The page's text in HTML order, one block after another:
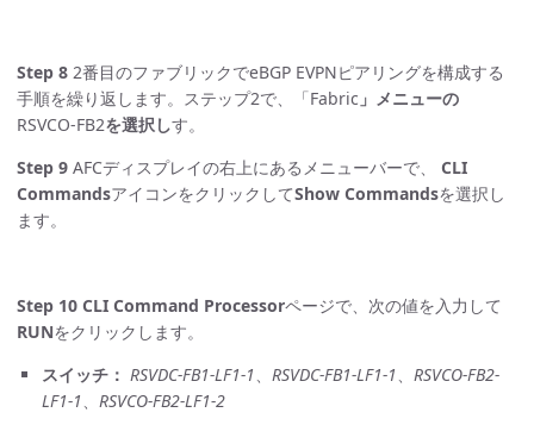
Step 8 2番目のファブリックでeBGP EVPNピアリングを構成する
手順を繰り返します。ステップ2で、「Fabric 」メニューの
RSVCO-FB2を選択しす。
Step 9 AFCディスプレイの右上にあるメニューバーで、 CLI
CommandsアイコンをクリックしてShow Commandsを選択し
ます。
Step 10 CLI Command Processorページで、次の値を入力して
RUNをクリックします。
スイッチ： RSVDC-FB1-LF1-1、 RSVDC-FB1-LF1-1、 RSVCO-FB2-
LF1-1、 RSVCO-FB2-LF1-2